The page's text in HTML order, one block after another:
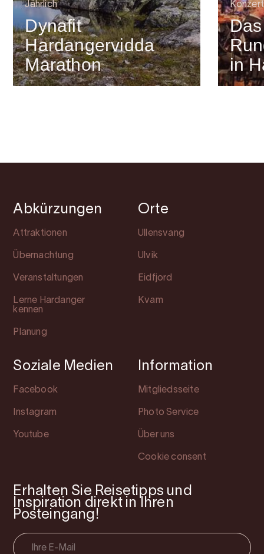
Jährlich
Dynafit
Hardangervidda
Marathon
Konzert
in
Abkürzungen
Attraktionen
Übernachtung
Veranstaltungen
Lerne Hardanger
kennen
Planung
Orte
Ullensvang
Ulvik
Eidfjord
Kvam
Soziale Medien
Facebook
Instagram
Youtube
Information
Mitgliedsseite
Photo Service
Über uns
Cookie consent
Erhalten Sie Reisetipps und
Inspiration direkt in Ihren
Posteingang!